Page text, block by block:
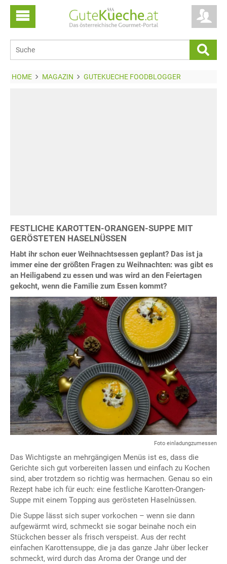
HOME MAGAZIN GUTEKUECHE FOODBLOGGER
FESTLICHE KAROTTEN-ORANGEN-SUPPE MIT
GERÖSTETEN HASELNÜSSEN
Habt ihr schon euer Weihnachtsessen geplant? Das ist ja
immer eine der größten Fragen zu Weihnachten: was gibt es
an Heiligabend zu essen und was wird an den Feiertagen
gekocht, wenn die Familie zum Essen kommt?
Foto einladungzumessen
Das Wichtigste an mehrgängigen Menüs ist es, dass die
Gerichte sich gut vorbereiten lassen und einfach zu Kochen
sind, aber trotzdem so richtig was hermachen. Genau so ein
Rezept habe ich für euch: eine festliche Karotten-Orangen-
Suppe mit einem Topping aus gerösteten Haselnüssen.
Die Suppe lässt sich super vorkochen – wenn sie dann
aufgewärmt wird, schmeckt sie sogar beinahe noch ein
Stückchen besser als frisch verspeist. Aus der recht
einfachen Karottensuppe, die ja das ganze Jahr über lecker
schmeckt, wird durch das Aroma der Orange und der